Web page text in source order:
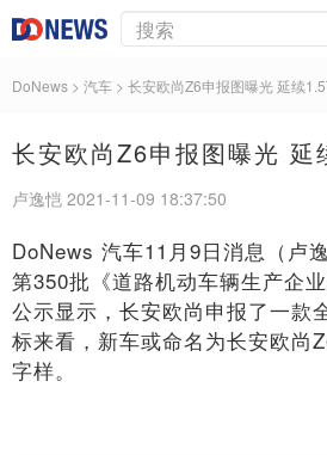
DoNews > 汽车 > 长安欧尚Z6申报图曝光 延续
长安欧尚Z6申报图曝光 延
卢逸恺 2021-11-09 18:37:50
DoNews 汽车11月9日消息（卢
第350批《道路机动车辆生产企
公示显示，长安欧尚申报了一款
标来看，新车或命名为长安欧尚
字样。